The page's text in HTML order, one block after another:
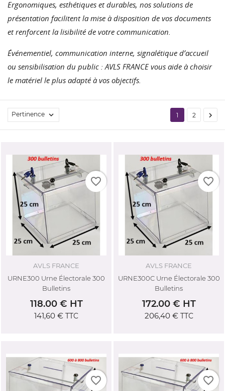
Ergonomiques, esthétiques et durables, nos solutions de
présentation facilitent la mise à disposition de vos documents
et renforcent la lisibilité de votre communication.
Événementiel, communication interne, signalétique d’accueil
ou sensibilisation du public : AVLS FRANCE vous aide à choisir
le matériel le plus adapté à vos objectifs.
Pertinence  1 2 
AVLS FRANCE
URNE300 Urne Électorale 300
Bulletins
118.00 € HT
141,60 € TTC
favorite_border
AVLS FRANCE
URNE300C Urne Électorale 300
Bulletins
172.00 € HT
206,40 €TTC
favorite_border
favorite_border favorite_border